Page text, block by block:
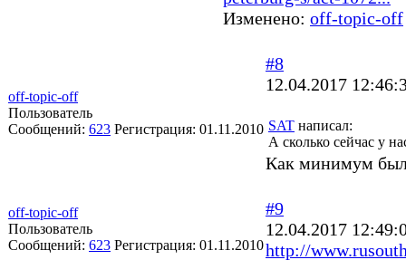
Изменено: off-topic-off
off-topic-off
Пользователь
Сообщений: 623 Регистрация: 01.11.2010
#8
12.04.2017
SAT написал:
А сколько сейчас у
Как минимум
off-topic-off
Пользователь
Сообщений: 623 Регистрация: 01.11.2010
#9
12.04.2017
http://